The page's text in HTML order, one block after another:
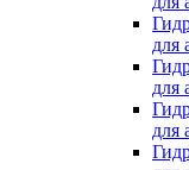
для
для
для